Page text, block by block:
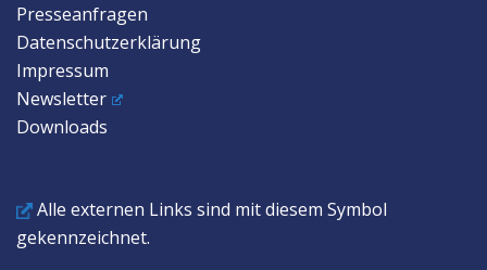
Presseanfragen
Datenschutzerklärung
Impressum
Newsletter
Downloads
Alle externen Links sind mit diesem Symbol
gekennzeichnet.